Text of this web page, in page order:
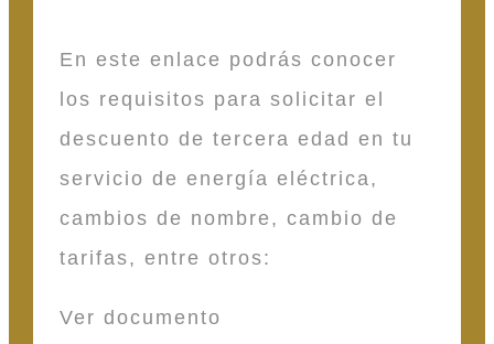
En este enlace podrás conocer
los requisitos para solicitar el
descuento de tercera edad en tu
servicio de energía eléctrica,
cambios de nombre, cambio de
tarifas, entre otros:
Ver documento